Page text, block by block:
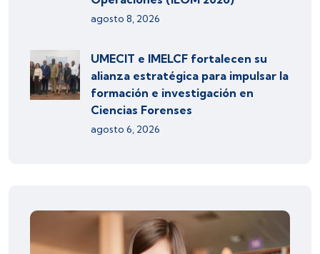
agosto 8, 2026
UMECIT e IMELCF fortalecen su
alianza estratégica para impulsar la
formación e investigación en
Ciencias Forenses
agosto 6, 2026